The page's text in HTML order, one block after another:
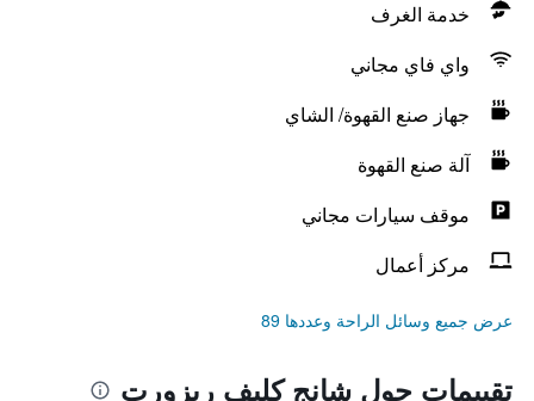
خدمة الغرف
واي فاي مجاني
جهاز صنع القهوة/ الشاي
آلة صنع القهوة
موقف سيارات مجاني
مركز أعمال
عرض جميع وسائل الراحة وعددها 89
تقييمات حول شانج كليف ريزورت